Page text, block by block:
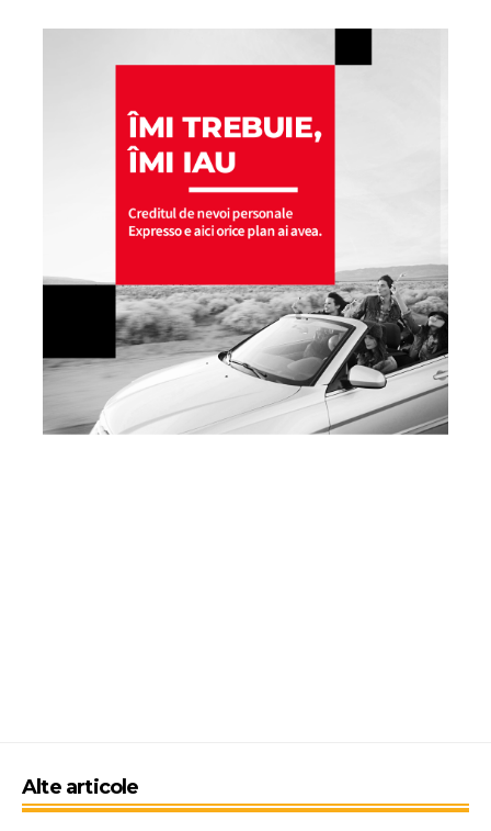
Alte articole